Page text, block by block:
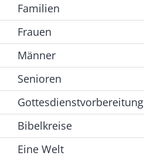
Familien
Frauen
Männer
Senioren
Gottesdienstvorbereitung
Bibelkreise
Eine Welt